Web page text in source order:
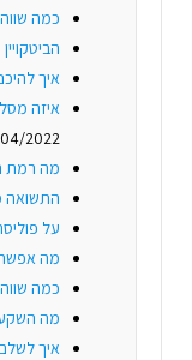
כמה
הביטקויין
איך
איזה
2022
מה רמת
התשואה
על
מה
כמה
מה
איך